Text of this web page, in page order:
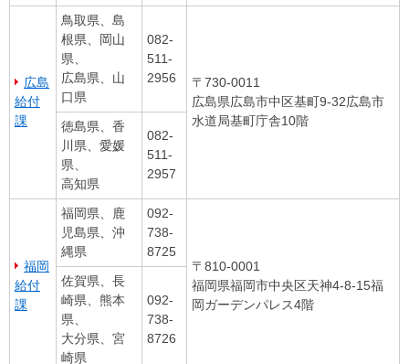
広島
給付
課
鳥取県、島
根県、岡山
県、
広島県、山
口県
082-
511-
2956
〒730-0011
広島県広島市中区基町9-32広島市
水道局基町庁舎10階
徳島県、香
川県、愛媛
県、
高知県
082-
511-
2957
福岡
給付
課
福岡県、鹿
児島県、沖
縄県
092-
738-
8725
〒810-0001
福岡県福岡市中央区天神4-8-15福
岡ガーデンパレス4階
佐賀県、長
崎県、熊本
県、
大分県、宮
崎県
092-
738-
8726